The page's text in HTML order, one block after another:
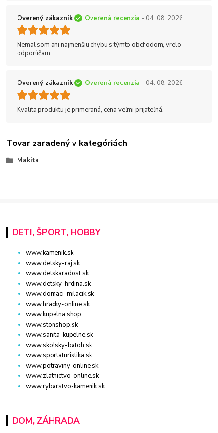
Overený zákazník Overená recenzia - 04. 08. 2026
Nemal som ani najmenšiu chybu s týmto obchodom, vrelo
odporúčam.
Overený zákazník Overená recenzia - 04. 08. 2026
Kvalita produktu je primeraná, cena veľmi prijateľná.
Tovar zaradený v kategóriách
Makita
DETI, ŠPORT, HOBBY
www.kamenik.sk
www.detsky-raj.sk
www.detskaradost.sk
www.detsky-hrdina.sk
www.domaci-milacik.sk
www.hracky-online.sk
www.kupelna.shop
www.stonshop.sk
www.sanita-kupelne.sk
www.skolsky-batoh.sk
www.sportaturistika.sk
www.potraviny-online.sk
www.zlatnictvo-online.sk
www.rybarstvo-kamenik.sk
DOM, ZÁHRADA